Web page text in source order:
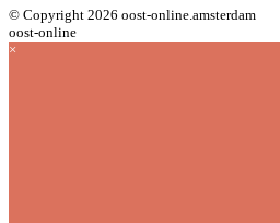
© Copyright 2026 oost-online.amsterdam
oost-online
×